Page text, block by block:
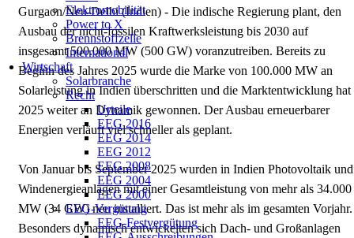
Elektromobilität
Power to X
Brennstoffzelle
International
Wirtschaft
Solarbranche
Recht
Urteile
EEG 2016
EEG 2014
EEG 2012
EEG 2008
EEG 2004
EEG 2000
EEG-Vergütung
EEG-Festvergütung
Gurgaon/Neu-Delhi (Indien) - Die indische Regierung plant, den
Ausbau der nicht-fossilen Kraftwerksleistung bis 2030 auf
insgesamt 500.000 MW (500 GW) voranzutreiben. Bereits zu
Beginn des Jahres 2025 wurde die Marke von 100.000 MW an
Solarleistung in Indien überschritten und die Marktentwicklung hat
2025 weiter an Dynamik gewonnen. Der Ausbau erneuerbarer
Energien verläuft viel schneller als geplant.
Von Januar bis September 2025 wurden in Indien Photovoltaik und
Windenergieanlagen mit einer Gesamtleistung von mehr als 34.000
MW (34 GW) neu installiert. Das ist mehr als im gesamten Vorjahr.
Besonders dynamisch entwickelten sich Dach- und Großanlagen